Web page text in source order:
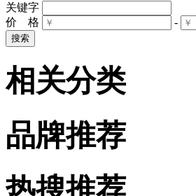
关键字
价 格
-
相关分类
品牌推荐